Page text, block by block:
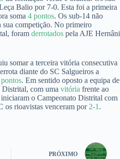
Balio por 7-0. Esta foi a primeira
soma 4 pontos. Os sub-14 não
sua competição. No primeiro
foram derrotados pela AJE Hernâni
somar a terceira vitória consecutiva
diante do SC Salgueiros a
. Em sentido oposto a equipa de
Distrital, com uma vitória frente ao
o Campeonato Distrital com
os rioavistas venceram por 2-1 .
PRÓXIMO